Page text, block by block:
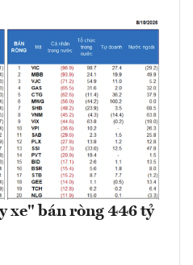
xe" bán ròng 446 tỷ